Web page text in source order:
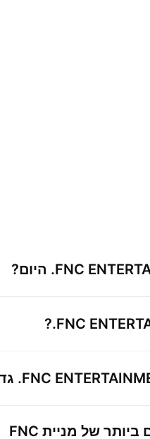
FNC היום?
FNC
?
FNC
ביותר של מניית FNC